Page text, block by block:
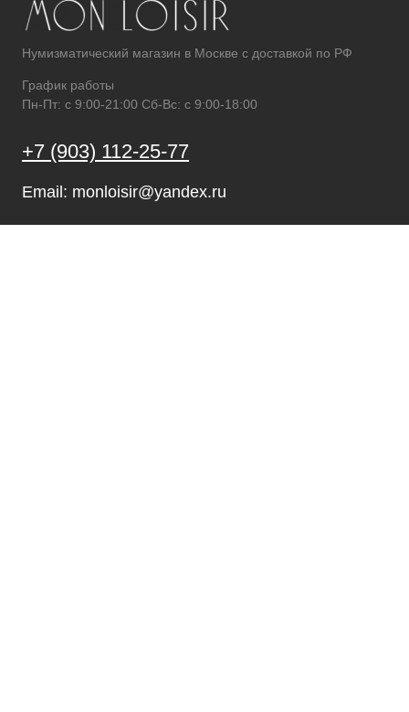
Нумизматический магазин в Москве с доставкой по РФ
График работы
Пн-Пт: с 9:00-21:00 Сб-Вс: с 9:00-18:00
+7 (903) 112-25-77
Email: monloisir@yandex.ru